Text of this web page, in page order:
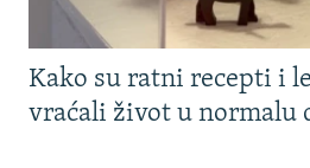
Kako su ratni recepti i
vraćali život u normalu